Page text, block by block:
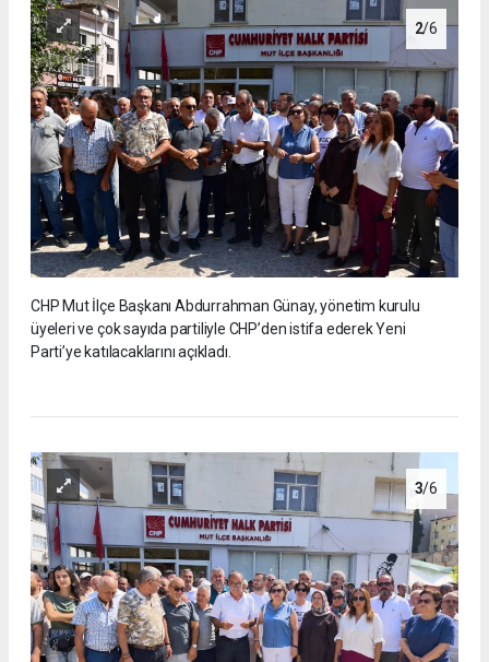
2/6
CHP Mut İlçe Başkanı Abdurrahman Günay, yönetim kurulu
üyeleri ve çok sayıda partiliyle CHP’den istifa ederek Yeni
Parti’ye katılacaklarını açıkladı.
3/6